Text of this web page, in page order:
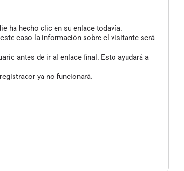
ha hecho clic en su enlace todavía.
caso la información sobre el visitante será
antes de ir al enlace final. Esto ayudará a
ya no funcionará.